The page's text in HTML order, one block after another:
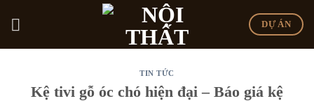
DỰ ÁN
TIN TỨC
Kệ tivi gỗ óc chó hiện đại – Báo giá kệ